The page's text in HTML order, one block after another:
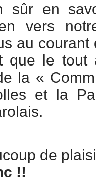
sûr en
vers
au courant
que le tout
la «
et la
de
!!